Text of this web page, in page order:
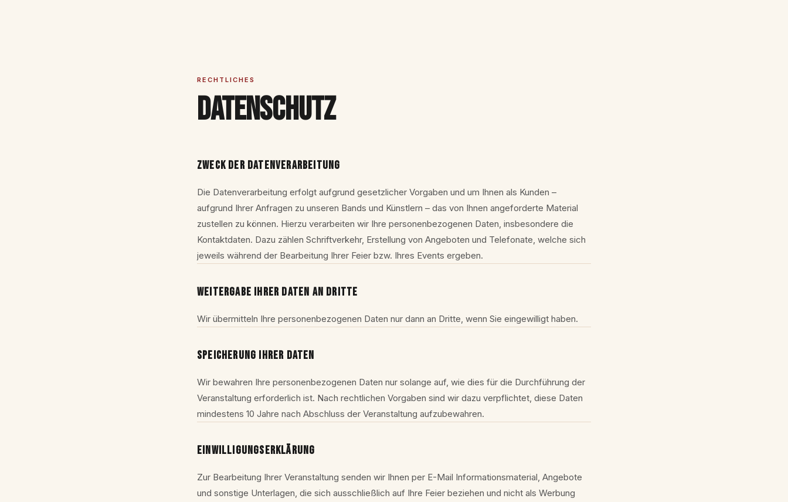
RECHTLICHES
Datenschutz
ZWECK DER DATENVERARBEITUNG
Die Datenverarbeitung erfolgt aufgrund gesetzlicher Vorgaben und um Ihnen als Kunden –
aufgrund Ihrer Anfragen zu unseren Bands und Künstlern – das von Ihnen angeforderte Material
zustellen zu können. Hierzu verarbeiten wir Ihre personenbezogenen Daten, insbesondere die
Kontaktdaten. Dazu zählen Schriftverkehr, Erstellung von Angeboten und Telefonate, welche sich
jeweils während der Bearbeitung Ihrer Feier bzw. Ihres Events ergeben.
WEITERGABE IHRER DATEN AN DRITTE
Wir übermitteln Ihre personenbezogenen Daten nur dann an Dritte, wenn Sie eingewilligt haben.
SPEICHERUNG IHRER DATEN
Wir bewahren Ihre personenbezogenen Daten nur solange auf, wie dies für die Durchführung der
Veranstaltung erforderlich ist. Nach rechtlichen Vorgaben sind wir dazu verpflichtet, diese Daten
mindestens 10 Jahre nach Abschluss der Veranstaltung aufzubewahren.
EINWILLIGUNGSERKLÄRUNG
Zur Bearbeitung Ihrer Veranstaltung senden wir Ihnen per E-Mail Informationsmaterial, Angebote
und sonstige Unterlagen, die sich ausschließlich auf Ihre Feier beziehen und nicht als Werbung